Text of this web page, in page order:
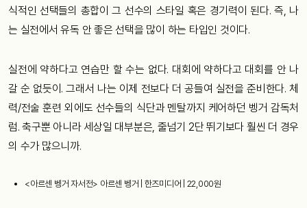
식적인 선택들의 총합이 그 선수의 스타일 혹은 경기력이 된다. 즉, 나
는 실전에서 유독 안 좋은 선택을 많이 하는 타입인 것이다.
실전에 약하다고 연습만 할 수는 없다. 대회에 약하다고 대회를 안 나
갈 순 없듯이. 그래서 나는 이제 전보다 더 공들여 실전을 준비한다. 체
력/전술 훈련 외에도 선수들의 식단과 멘탈까지 케어하던 벵거 감독처
럼. 축구뿐 아니라 세상일 대부분은, 줄넘기 2단 뛰기보다 훨씬 더 경우
의 수가 많으니까.
<아르센 벵거 자서전> 아르센 벵거 | 한즈미디어 | 22,000원